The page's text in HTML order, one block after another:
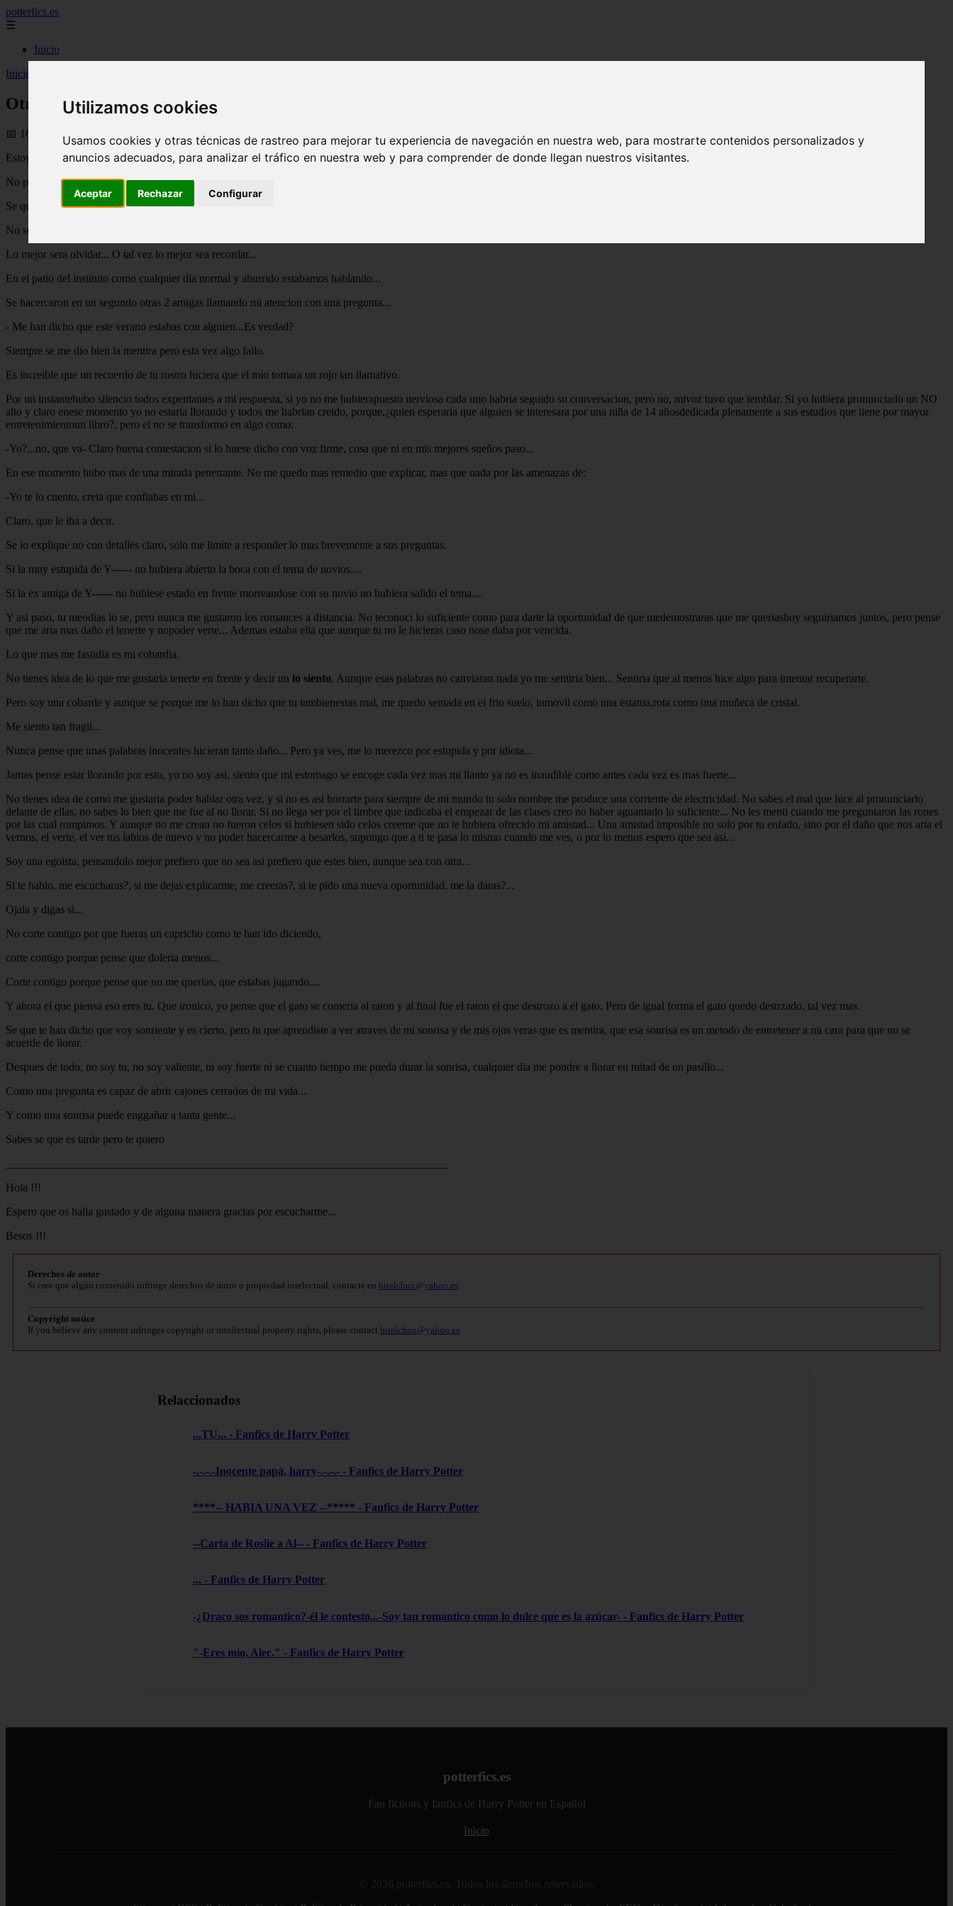
Utilizamos cookies
Usamos cookies y otras técnicas de rastreo para mejorar tu experiencia de navegación en nuestra web, para mostrarte contenidos personalizados y
anuncios adecuados, para analizar el tráfico en nuestra web y para comprender de donde llegan nuestros visitantes.
Aceptar Rechazar Configurar
potterfics.es
☰
Inicio
Inicio
Otro dia mas - Fanfics de Harry Potter
📅 10/08/2025
Estoy sentada en el frio suelo de mi habitacion.
No puedo evitar que las lagrimas salgan de mis ojos.
Se que no estoy sola, aunque no haya en este momento nadie a mi alrededor...
No se como llegue a esto. Bueno, miento si lo se. Es uno de los peores recuerdos que me inundan en este momento...
Lo mejor sera olvidar... O tal vez lo mejor sea recordar...
En el patio del instituto como cualquier dia normal y aburrido estabamos hablando...
Se hacercaron en un segundo otras 2 amigas llamando mi atencion con una pregunta...
- Me han dicho que este verano estabas con alguien...Es verdad?
Siempre se me dio bien la mentira pero esta vez algo fallo.
Es increible que un recuerdo de tu rostro hiciera que el mio tomara un rojo tan llamativo.
Por un instantehubo silencio todos expentantes a mi respuesta, si yo no me hubierapuesto nerviosa cada uno habria seguido su conversacion, pero no, mivoz tuvo que temblar. Si yo hubiera pronunciado un NO
alto y claro enese momento yo no estaria llorando y todos me habrian creido, porque,¿quien esperaria que alguien se interesara por una niña de 14 añosdedicada plenamente a sus estudios que tiene por mayor
entretenimientoun libro?, pero el no se transformo en algo como:
-Yo?...no, que va- Claro buena contestacion si lo huese dicho con voz firme, cosa que ni en mis mejores sueños paso...
En ese momento hubo mas de una mirada penetrante. No me quedo mas remedio que explicar, mas que nada por las amenazas de:
-Yo te lo cuento, creia que confiabas en mi...
Claro, que le iba a decir.
Se lo explique no con detalles claro, solo me limite a responder lo mas brevemente a sus preguntas.
Si la muy estupida de Y------ no hubiera abierto la boca con el tema de novios....
Si la ex amiga de Y------ no hubiese estado en frente morreandose con su novio no hubiera salido el tema....
Y asi paso, tu meodias lo se, pero nunca me gustaron los romances a distancia. No teconoci lo suficiente como para darte la oportunidad de que medemostraras que me queriashoy seguiriamos juntos, pero pense
que me aria mas daño el tenerte y nopoder verte... Ademas estaba ella que aunque tu no le hicieras caso nose daba por vencida.
Lo que mas me fastidia es mi cobardia.
No tienes idea de lo que me gustaria tenerte en frente y decir un lo siento. Aunque esas palabras no canviaran nada yo me sentiria bien... Sentiria que al menos hice algo para intentar recuperarte.
Pero soy una cobarde y aunque se porque me lo han dicho que tu tambienestas mal, me quedo sentada en el frio suelo, inmovil como una estatua,rota como una muñeca de cristal.
Me siento tan fragil...
Nunca pense que unas palabras inocentes hicieran tanto daño... Pero ya ves, me lo merezco por estupida y por idiota...
Jamas pense estar llorando por esto, yo no soy asi, siento que mi estomago se encoge cada vez mas mi llanto ya no es inaudible como antes cada vez es mas fuerte...
No tienes idea de como me gustaria poder hablar otra vez, y si no es asi borrarte para siempre de mi mundo tu solo nombre me produce una corriente de electricidad. No sabes el mal que hice al pronunciarlo
delante de ellas, no sabes lo bien que me fue al no llorar. Si no llega ser por el timbre que indicaba el empezar de las clases creo no haber aguantado lo suficiente... No les menti cuando me preguntaron las rones
por las cual rompimos. Y aunque no me crean no fueron celos si hubiesen sido celos creeme que no te hubiera ofrecido mi amistad... Una amistad imposible no solo por tu enfado, sino por el daño que nos aria el
vernos, el verte, el ver tus labios de nuevo y no poder hacercarme a besarlos, supongo que a ti te pasa lo mismo cuando me ves, o por lo menos espero que sea asi...
Soy una egoista, pensandolo mejor prefiero que no sea asi prefiero que estes bien, aunque sea con otra...
Si te hablo, me escucharas?, si me dejas explicarme, me creeras?, si te pido una nueva oportunidad, me la daras?...
Ojala y digas si...
No corte contigo por que fueras un capricho como te han ido diciendo,
corte contigo porque pense que doleria menos...
Corte contigo porque pense que no me querias, que estabas jugando....
Y ahora el que piensa eso eres tu. Que ironico, yo pense que el gato se comeria al raton y al final fue el raton el que destrozo a el gato. Pero de igual forma el gato quedo destrzado, tal vez mas.
Se que te han dicho que voy sonriente y es cierto, pero tu que aprendiste a ver atraves de mi sonrisa y de mis ojos veras que es mentira, que esa sonrisa es un metodo de entretener a mi cara para que no se
acuerde de llorar.
Despues de todo, no soy tu, no soy valiente, ni soy fuerte ni se cuanto tiempo me pueda durar la sonrisa, cualquier dia me pondre a llorar en mitad de un pasillo...
Como una pregunta es capaz de abrir cajones cerrados de mi vida...
Y como una sonrisa puede enggañar a tanta gente...
Sabes se que es tarde pero te quiero
Hola !!!
Espero que os halla gustado y de alguna manera gracias por escucharme...
Besos !!!
Derechos de autor
Si cree que algún contenido infringe derechos de autor o propiedad intelectual, contacte en bitelchux@yahoo.es
Copyright notice
If you believe any content infringes copyright or intellectual property rights, please contact bitelchux@yahoo.es
Relaccionados
...TU... - Fanfics de Harry Potter
-.-.-.-Inocente papá, harry-.-.-.- - Fanfics de Harry Potter
****-- HABIA UNA VEZ --***** - Fanfics de Harry Potter
--Carta de Rosiie a Al-- - Fanfics de Harry Potter
... - Fanfics de Harry Potter
-¿Draco sos romantico?-él le contesto...-Soy tan romantico como lo dulce que es la azúcar- - Fanfics de Harry Potter
"-Eres mío, Alec." - Fanfics de Harry Potter
potterfics.es
Fan fictions y fanfics de Harry Potter en Español
Inicio
© 2026 potterfics.es. Todos los derechos reservados.